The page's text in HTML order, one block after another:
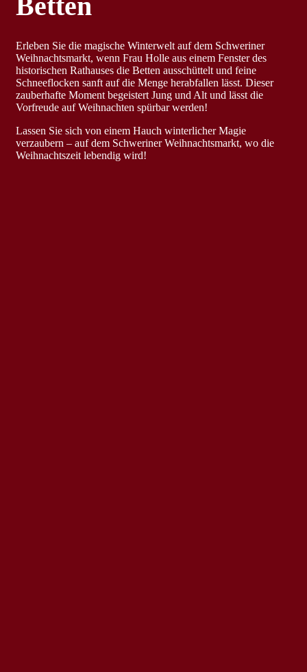
Erleben Sie die magische Winterwelt auf dem Schweriner
Weihnachtsmarkt, wenn Frau Holle aus einem Fenster des
historischen Rathauses die Betten ausschüttelt und feine
Schneeflocken sanft auf die Menge herabfallen lässt. Dieser
zauberhafte Moment begeistert Jung und Alt und lässt die
Vorfreude auf Weihnachten spürbar werden!
Lassen Sie sich von einem Hauch winterlicher Magie
verzaubern – auf dem Schweriner Weihnachtsmarkt, wo die
Weihnachtszeit lebendig wird!